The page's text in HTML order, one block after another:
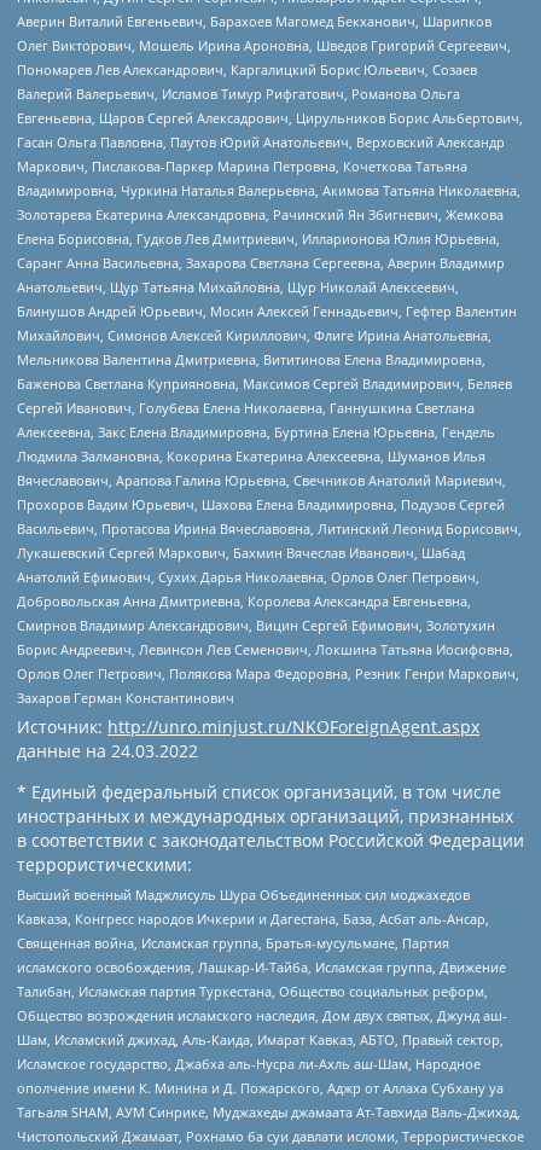
Аверин Виталий Евгеньевич, Барахоев Магомед Бекханович, Шарипков
Олег Викторович, Мошель Ирина Ароновна, Шведов Григорий Сергеевич,
Пономарев Лев Александрович, Каргалицкий Борис Юльевич, Созаев
Валерий Валерьевич, Исламов Тимур Рифгатович, Романова Ольга
Евгеньевна, Щаров Сергей Алексадрович, Цирульников Борис Альбертович,
Гасан Ольга Павловна, Паутов Юрий Анатольевич, Верховский Александр
Маркович, Пислакова-Паркер Марина Петровна, Кочеткова Татьяна
Владимировна, Чуркина Наталья Валерьевна, Акимова Татьяна Николаевна,
Золотарева Екатерина Александровна, Рачинский Ян Збигневич, Жемкова
Елена Борисовна, Гудков Лев Дмитриевич, Илларионова Юлия Юрьевна,
Саранг Анна Васильевна, Захарова Светлана Сергеевна, Аверин Владимир
Анатольевич, Щур Татьяна Михайловна, Щур Николай Алексеевич,
Блинушов Андрей Юрьевич, Мосин Алексей Геннадьевич, Гефтер Валентин
Михайлович, Симонов Алексей Кириллович, Флиге Ирина Анатольевна,
Мельникова Валентина Дмитриевна, Вититинова Елена Владимировна,
Баженова Светлана Куприяновна, Максимов Сергей Владимирович, Беляев
Сергей Иванович, Голубева Елена Николаевна, Ганнушкина Светлана
Алексеевна, Закс Елена Владимировна, Буртина Елена Юрьевна, Гендель
Людмила Залмановна, Кокорина Екатерина Алексеевна, Шуманов Илья
Вячеславович, Арапова Галина Юрьевна, Свечников Анатолий Мариевич,
Прохоров Вадим Юрьевич, Шахова Елена Владимировна, Подузов Сергей
Васильевич, Протасова Ирина Вячеславовна, Литинский Леонид Борисович,
Лукашевский Сергей Маркович, Бахмин Вячеслав Иванович, Шабад
Анатолий Ефимович, Сухих Дарья Николаевна, Орлов Олег Петрович,
Добровольская Анна Дмитриевна, Королева Александра Евгеньевна,
Смирнов Владимир Александрович, Вицин Сергей Ефимович, Золотухин
Борис Андреевич, Левинсон Лев Семенович, Локшина Татьяна Иосифовна,
Орлов Олег Петрович, Полякова Мара Федоровна, Резник Генри Маркович,
Захаров Герман Константинович
Источник: http://unro.minjust.ru/NKOForeignAgent.aspx
данные на 24.03.2022
* Единый федеральный список организаций, в том числе
иностранных и международных организаций, признанных
в соответствии с законодательством Российской Федерации
террористическими:
Высший военный Маджлисуль Шура Объединенных сил моджахедов
Кавказа, Конгресс народов Ичкерии и Дагестана, База, Асбат аль-Ансар,
Священная война, Исламская группа, Братья-мусульмане, Партия
исламского освобождения, Лашкар-И-Тайба, Исламская группа, Движение
Талибан, Исламская партия Туркестана, Общество социальных реформ,
Общество возрождения исламского наследия, Дом двух святых, Джунд аш-
Шам, Исламский джихад, Аль-Каида, Имарат Кавказ, АБТО, Правый сектор,
Исламское государство, Джабха аль-Нусра ли-Ахль аш-Шам, Народное
ополчение имени К. Минина и Д. Пожарского, Аджр от Аллаха Субхану уа
Тагьаля SHAM, АУМ Синрике, Муджахеды джамаата Ат-Тавхида Валь-Джихад,
Чистопольский Джамаат, Рохнамо ба суи давлати исломи, Террористическое